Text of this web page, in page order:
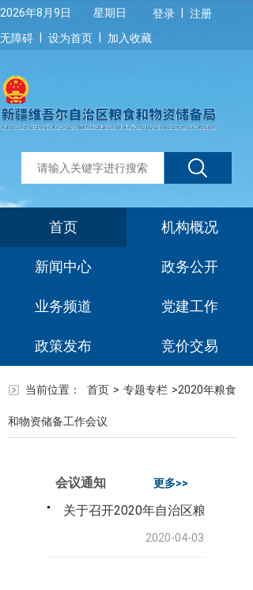
2026年8月9日 星期日 登录
注册
无障碍
设为首页 加入收藏
首页 机构概况
新闻中心 政务公开
业务频道 党建工作
政策发布 竞价交易
当前位置： 首页 > 专题专栏 >2020年粮食
和物资储备工作会议
会议通知 更多>>
关于召开2020年自治区粮食和物
2020-04-03